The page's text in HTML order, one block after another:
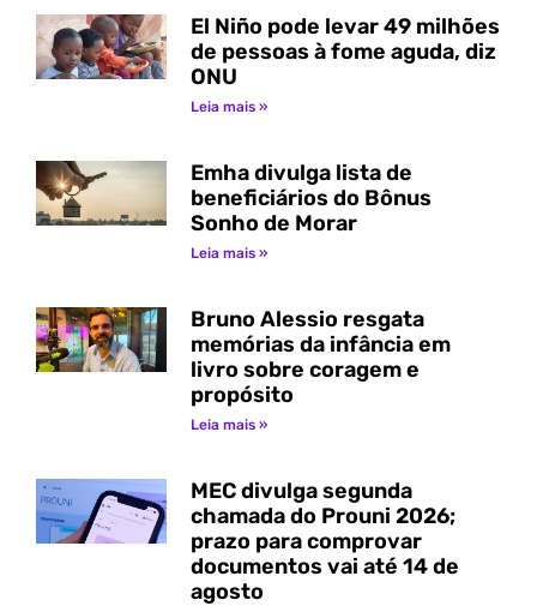
El Niño pode levar 49 milhões
de pessoas à fome aguda, diz
ONU
Leia mais »
Emha divulga lista de
beneficiários do Bônus
Sonho de Morar
Leia mais »
Bruno Alessio resgata
memórias da infância em
livro sobre coragem e
propósito
Leia mais »
MEC divulga segunda
chamada do Prouni 2026;
prazo para comprovar
documentos vai até 14 de
agosto